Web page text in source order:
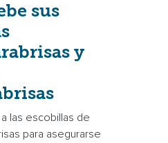
sus
y
las escobillas de
para asegurarse